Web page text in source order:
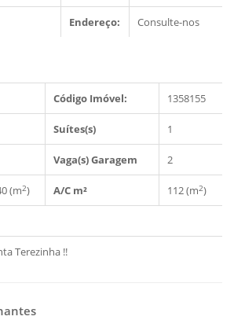
Endereço: Consulte-nos
Código Imóvel: 1358155
Suítes(s) 1
Vaga(s) Garagem 2
(m2) A/C m² 112 (m2)
Terezinha !!